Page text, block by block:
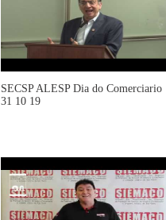
SECSP ALESP Dia do Comerciario
31 10 19